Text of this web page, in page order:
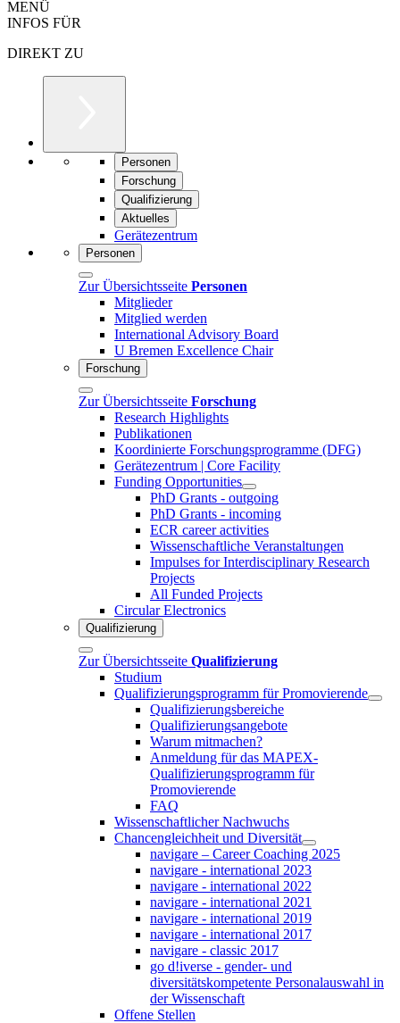
MENÜ
INFOS FÜR
DIREKT ZU
Personen
Forschung
Qualifizierung
Aktuelles
Gerätezentrum
Personen
Zur Übersichtsseite Personen
Mitglieder
Mitglied werden
International Advisory Board
U Bremen Excellence Chair
Forschung
Zur Übersichtsseite Forschung
Research Highlights
Publikationen
Koordinierte Forschungsprogramme (DFG)
Gerätezentrum | Core Facility
Funding Opportunities
PhD Grants - outgoing
PhD Grants - incoming
ECR career activities
Wissenschaftliche Veranstaltungen
Impulses for Interdisciplinary Research
Projects
All Funded Projects
Circular Electronics
Qualifizierung
Zur Übersichtsseite Qualifizierung
Studium
Qualifizierungsprogramm für Promovierende
Qualifizierungsbereiche
Qualifizierungsangebote
Warum mitmachen?
Anmeldung für das MAPEX-
Qualifizierungsprogramm für
Promovierende
FAQ
Wissenschaftlicher Nachwuchs
Chancengleichheit und Diversität
navigare – Career Coaching 2025
navigare - international 2023
navigare - international 2022
navigare - international 2021
navigare - international 2019
navigare - international 2017
navigare - classic 2017
go d!iverse - gender- und
diversitätskompetente Personalauswahl in
der Wissenschaft
Offene Stellen